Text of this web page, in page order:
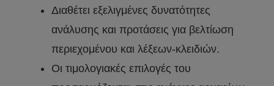
Διαθέτει εξελιγμένες δυνατότητες
ανάλυσης και προτάσεις για βελτίωση
περιεχομένου και λέξεων-κλειδιών.
Οι τιμολογιακές επιλογές του